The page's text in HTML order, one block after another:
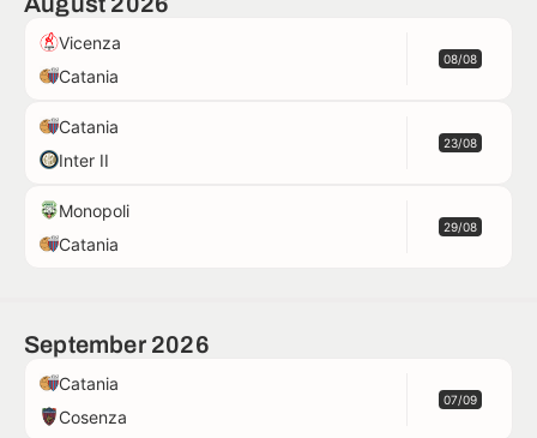
Vicenza
Catania
08/08
Catania
Inter II
23/08
Monopoli
Catania
29/08
September 2026
Catania
Cosenza
07/09